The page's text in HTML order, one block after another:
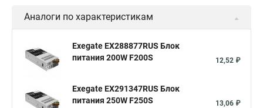
Аналоги по характеристикам
Exegate EX288877RUS Блок
питания 200W F200S
12,52 ₽
Exegate EX291347RUS Блок
питания 250W F250S
13,06 ₽